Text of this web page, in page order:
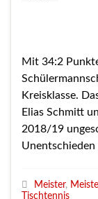
Mit 34:2
Kreisklasse.
Elias Schmitt
2018/19
Meister,
Tischtennis